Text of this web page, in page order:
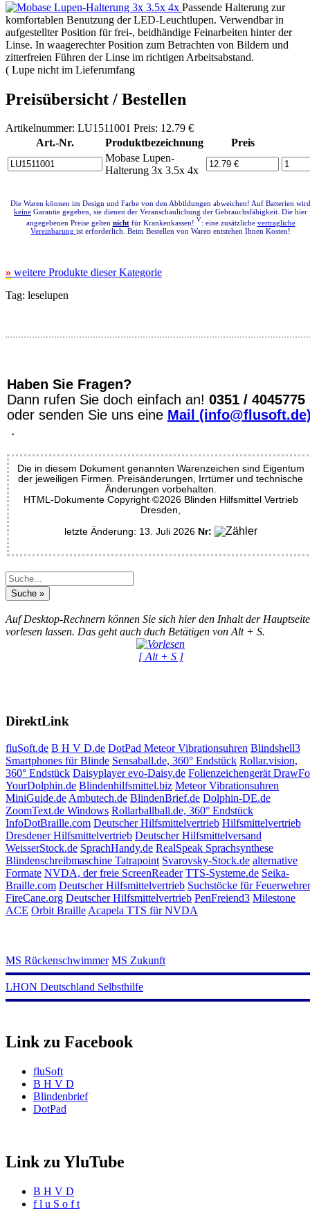
Passende Halterung zur
komfortablen Benutzung der LED-Leuchtlupen. Verwendbar in
aufgestellter Position für frei-, beidhändige Feinarbeiten hinter der
Linse. In waagerechter Position zum Betrachten von Bildern und
zitterfreien Führen der Linse im richtigen Arbeitsabstand.
( Lupe nicht im Lieferumfang
Preisübersicht / Bestellen
Artikelnummer: LU1511001 Preis: 12.79 €
Art.-Nr.
Produktbezeichnung
Preis
Mobase Lupen-
Halterung 3x 3.5x 4x
Die Waren können im Design und Farbe von den Abbildungen abweichen! Auf Batterien wird
keine Garantie gegeben, sie dienen der Veranschaulichung der Gebrauchsfähigkeit. Die hier
angegebenen Preise gelten nichtfür Krankenkassen! V: eine zusätzliche vertragliche
Vereinbarung ist erforderlich. Beim Bestellen von Waren entstehen Ihnen Kosten!
» weitere Produkte dieser Kategorie
Tag: leselupen
Haben Sie Fragen?
Dann rufen Sie doch einfach an! 0351 / 4045775
oder senden Sie uns eine Mail
.
Die in diesem Dokument genannten Warenzeichen sind Eigentum
der jeweiligen Firmen. Preisänderungen, Irrtümer und technische
Änderungen vorbehalten.
HTML-Dokumente Copyright ©2026 Blinden Hilfsmittel Vertrieb
Dresden,
letzte Änderung: 13. Juli 2026 Nr:
Auf Desktop-Rechnern können Sie sich hier den Inhalt der Hauptseite
vorlesen lassen. Das geht auch duch Betätigen von Alt + S.
[ Alt + S ]
DirektLink
fluSoft.de B H V D.de DotPad Meteor Vibrationsuhren Blindshell3
Smartphones für Blinde Sensaball.de, 360° Endstück Rollar.vision,
360° Endstück Daisyplayer evo-Daisy.de Folienzeichengerät
YourDolphin.de Blindenhilfsmittel.biz Meteor Vibrationsuhren
MiniGuide.de Ambutech.de BlindenBrief.de Dolphin-DE.de
ZoomText.de Windows Rollarballball.de, 360° Endstück
InfoDotBraille.com Deutscher Hilfsmittelvertrieb Hilfsmittelvertrieb
Dresdener Hilfsmittelvertrieb Deutscher Hilfsmittelversand
WeisserStock.de SprachHandy.de RealSpeak Sprachsynthese
Blindenschreibmaschine Tatrapoint Svarovsky-Stock.de alternative
Formate NVDA, der freie ScreenReader TTS-Systeme.de Seika-
Braille.com Deutscher Hilfsmittelvertrieb Suchstöcke für
FireCane.org Deutscher Hilfsmittelvertrieb PenFreiend3 Milestone
ACE Orbit Braille Acapela TTS für NVDA
MS Rückenschwimmer MS Zukunft
LHON Deutschland Selbsthilfe
Link zu Facebook
fluSoft
B H V D
Blindenbrief
DotPad
Link zu YluTube
B H V D
f l u S o f t